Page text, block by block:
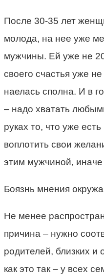
После 30-35 лет
молода, на нее уже
мужчины. Ей уже не
своего счастья уже
наелась сполна. И в
– надо хватать
руках то, что уже
воплотить свои
этим мужчиной, иначе
Боязнь мнения
Не менее
причина – нужно
родителей, близких и
как это так – у всех